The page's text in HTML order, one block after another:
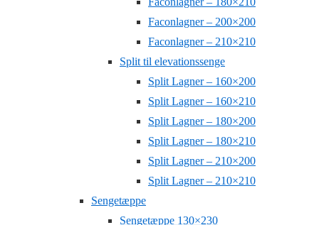
Faconlagner – 200×200
Faconlagner – 210×210
Split til elevationssenge
Split Lagner – 160×200
Split Lagner – 160×210
Split Lagner – 180×200
Split Lagner – 180×210
Split Lagner – 210×200
Split Lagner – 210×210
Sengetæppe
Sengetæppe 130×230